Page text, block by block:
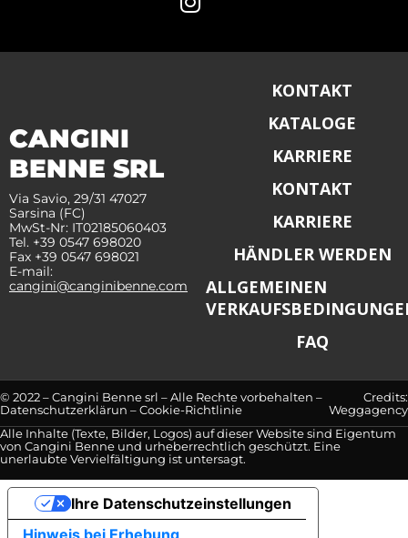
CANGINI
BENNE SRL
Via Savio, 29/31 47027
Sarsina (FC)
MwSt-Nr: IT02185060403
Tel. +39 0547 698020
Fax +39 0547 698021
E-mail:
cangini@canginibenne.com
KONTAKT
KATALOGE
KARRIERE
KONTAKT
KARRIERE
HÄNDLER WERDEN
ALLGEMEINEN
FAQ
© 2022 – Cangini Benne srl – Alle Rechte vorbehalten –
Datenschutzerklärun –Cookie-Richtlinie
Credits:
Weggagency
Alle Inhalte (Texte, Bilder, Logos) auf dieser Website sind Eigentum
von Cangini Benne und urheberrechtlich geschützt. Eine
unerlaubte Vervielfältigung ist untersagt.
Hinweis bei Erhebung
Ihre Datenschutzeinstellungen